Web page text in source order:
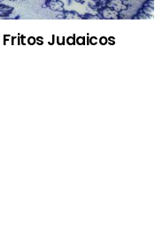
Judaicos